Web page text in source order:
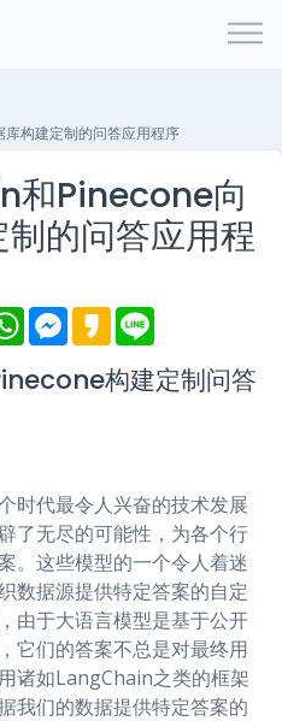
构建定制的问答应用程序
和Pinecone向
的问答应用程
W
h
t
s
M
e
s
e
K
a
a
o
e
构建定制问答
时代最令人兴奋的技术发展
了无尽的可能性，为各个行
。这些模型的一个令人着迷
数据源提供特定答案的自定
由于大语言模型是基于公开
它们的答案不总是对最终用
诸如LangChain之类的框架
我们的数据提供特定答案的